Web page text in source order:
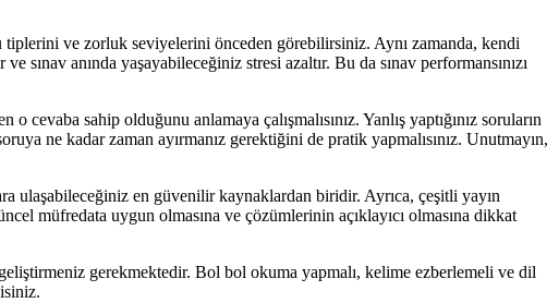
tiplerini ve zorluk seviyelerini önceden görebilirsiniz. Aynı zamanda, kendi
sınav anında yaşayabileceğiniz stresi azaltır. Bu da sınav performansınızı
sahip olduğunu anlamaya çalışmalısınız. Yanlış yaptığınız soruların
ne kadar zaman ayırmanız gerektiğini de pratik yapmalısınız. Unutmayın,
ulaşabileceğiniz en güvenilir kaynaklardan biridir. Ayrıca, çeşitli yayın
müfredata uygun olmasına ve çözümlerinin açıklayıcı olmasına dikkat
gerekmektedir. Bol bol okuma yapmalı, kelime ezberlemeli ve dil